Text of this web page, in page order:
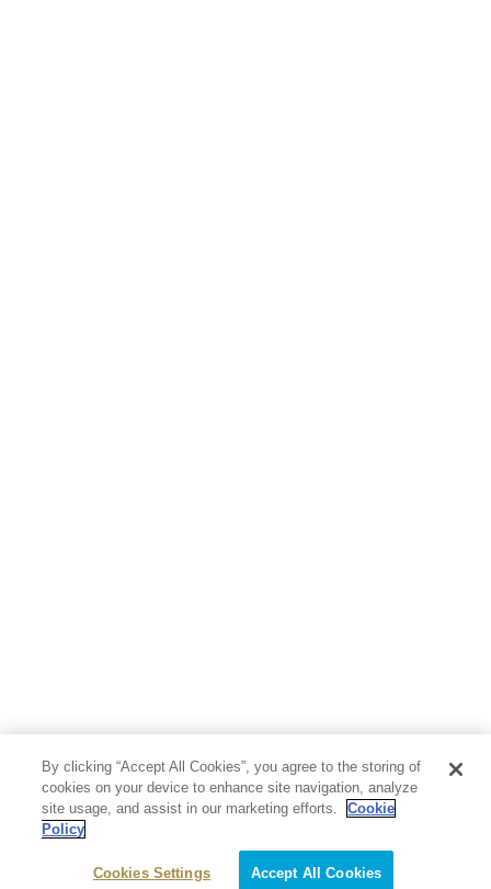
By clicking “Accept All Cookies”, you agree to the storing of
cookies on your device to enhance site navigation, analyze
site usage, and assist in our marketing efforts.
Cookie
Policy
Cookies Settings Accept All Cookies